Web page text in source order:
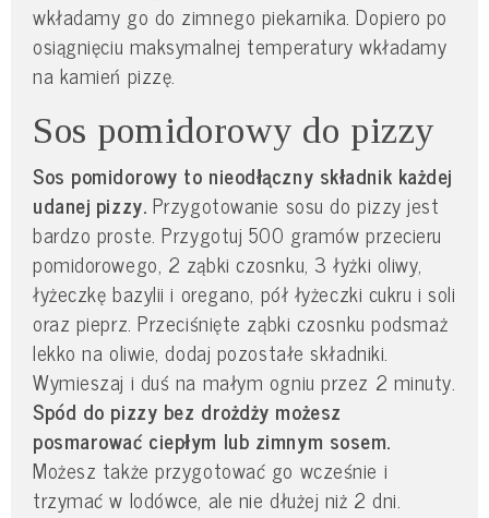
wkładamy go do zimnego piekarnika. Dopiero po
osiągnięciu maksymalnej temperatury wkładamy
na kamień pizzę.
Sos pomidorowy do pizzy
Sos pomidorowy to nieodłączny składnik każdej
udanej pizzy. Przygotowanie sosu do pizzy jest
bardzo proste. Przygotuj 500 gramów przecieru
pomidorowego, 2 ząbki czosnku, 3 łyżki oliwy,
łyżeczkę bazylii i oregano, pół łyżeczki cukru i soli
oraz pieprz. Przeciśnięte ząbki czosnku podsmaż
lekko na oliwie, dodaj pozostałe składniki.
Wymieszaj i duś na małym ogniu przez 2 minuty.
Spód do pizzy bez drożdży możesz
posmarować ciepłym lub zimnym sosem.
Możesz także przygotować go wcześnie i
trzymać w lodówce, ale nie dłużej niż 2 dni.